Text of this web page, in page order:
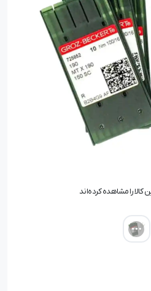
کالا را مشاهده کرده‌اند